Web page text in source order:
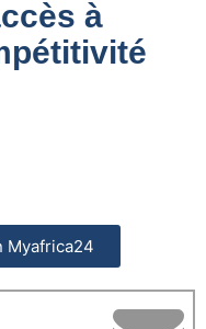
à
Myafrica24